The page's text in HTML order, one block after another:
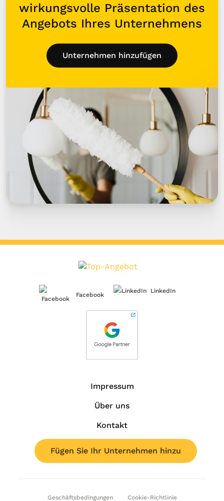
wirkungsvolle Präsentation des
Angebots Ihres Unternehmens
Unternehmen hinzufügen
Facebook
LinkedIn
Impressum
Über uns
Kontakt
Fügen Sie Ihr Unternehmen hinzu
Geschäftsbedingungen Cookie-Richtlinie